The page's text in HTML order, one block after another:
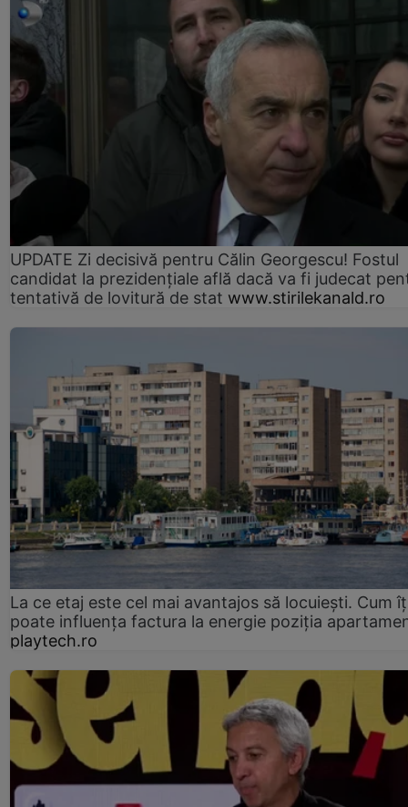
UPDATE Zi decisivă pentru Călin Georgescu! Fostul
candidat la prezidențiale află dacă va fi judecat
tentativă de lovitură de stat www.stirilekanald.ro
La ce etaj este cel mai avantajos să locuiești. Cum
poate influența factura la energie poziția
playtech.ro